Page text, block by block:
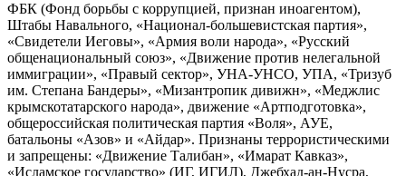
ФБК (Фонд борьбы с коррупцией, признан иноагентом),
Штабы Навального, «Национал-большевистская партия»,
«Свидетели Иеговы», «Армия воли народа», «Русский
общенациональный союз», «Движение против нелегальной
иммиграции», «Правый сектор», УНА-УНСО, УПА, «Тризуб
им. Степана Бандеры», «Мизантропик дивижн», «Меджлис
крымскотатарского народа», движение «Артподготовка»,
общероссийская политическая партия «Воля», АУЕ,
батальоны «Азов» и «Айдар». Признаны террористическими
и запрещены: «Движение Талибан», «Имарат Кавказ»,
«Исламское государство» (ИГ, ИГИЛ), Джебхад-ан-Нусра,